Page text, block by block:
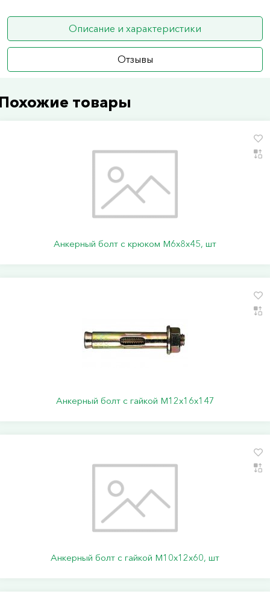
Описание и характеристики
Отзывы
товары
Анкерный болт с крюком М6х8х45, шт
Анкерный болт с гайкой М12х16х147
Анкерный болт с гайкой М10х12х60, шт